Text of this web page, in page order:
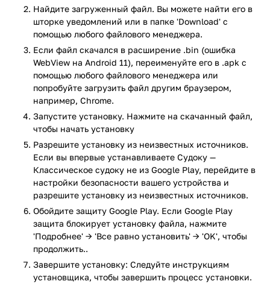
предлагает выделение повторов и проверку при вводе. Эти
инструменты всегда под рукой. Когда их применять —
каждый решает сам.
Порядка 5000 головоломок не дадут заскучать.
Поддерживаются вертикальный и горизонтальный режимы
(на планшете). Отдельно стоит отметить наличие сетки 9
Радует функция автоматического сохранения. Вынуждены
внезапно прерваться? Смело закрывайте "Судоку".
Вернетесь и продолжите с места, где остановились.
Прогресс не потеряется.
Кроме того, ведется статистика и разрешается делать
заметки. Мало? Участвуйте в ежедневных и сезонных
соревнованиях. Хороший способ завоевать ценные призы.
С дизайном — никаких проблем. "Судоку" выглядит
отлично. В сказанном — заслуга различных тем
оформления. Даже модная темная имеется — для игры
ночью.
Найдите загруженный файл. Вы можете найти его в
шторке уведомлений или в папке 'Download' с
помощью любого файлового менеджера.
Если файл скачался в расширение .bin (ошибка
WebView на Android 11), переименуйте его в .apk с
помощью любого файлового менеджера или
попробуйте загрузить файл другим браузером,
например, Chrome.
Запустите установку. Нажмите на скачанный файл,
чтобы начать установку
Разрешите установку из неизвестных источников.
Если вы впервые устанавливаете Судоку —
Классическое судоку не из Google Play, перейдите в
настройки безопасности вашего устройства и
разрешите установку из неизвестных источников.
Обойдите защиту Google Play. Если Google Play
защита блокирует установку файла, нажмите
'Подробнее' → 'Все равно установить' → 'OK', чтобы
продолжить..
Завершите установку: Следуйте инструкциям
установщика, чтобы завершить процесс установки.